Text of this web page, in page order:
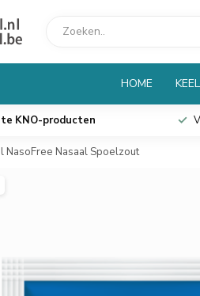
HOME
producten Voor
NasoFree Nasaal Spoelzout